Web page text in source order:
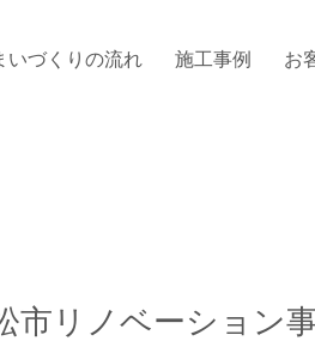
いづくりの流れ 施工事例 お
市リノベーション